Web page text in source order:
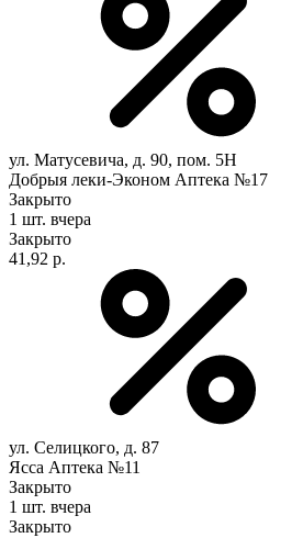
ул. Матусевича, д. 90, пом. 5Н
Добрыя леки-Эконом Аптека №17
Закрыто
1 шт. вчера
Закрыто
41,92 р.
ул. Селицкого, д. 87
Ясса Аптека №11
Закрыто
1 шт. вчера
Закрыто